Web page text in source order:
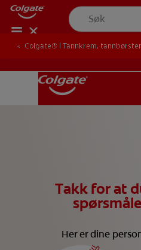
KONTROLL
MATCHING
Colgate® | Tannkrem,
Takk for at
Her er dine